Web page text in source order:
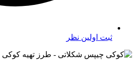
ثبت اولین نظر